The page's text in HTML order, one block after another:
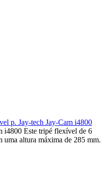
p. Jay-tech Jay-Cam i4800
i4800 Este tripé flexível de 6
uma altura máxima de 285 mm.